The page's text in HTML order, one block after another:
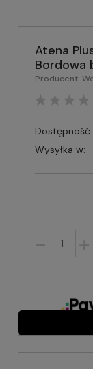
Atena
Bordowa
Producent:
Dostępność:
Wysyłka w: